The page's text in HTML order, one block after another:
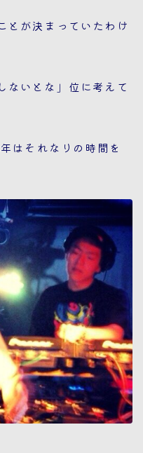
とが決まっていたわけ
ないとな」位に考えて
はそれなりの時間を